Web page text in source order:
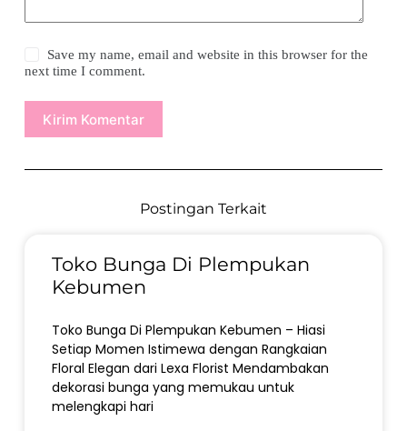
Save my name, email and website in this browser for the
next time I comment.
Kirim Komentar
Postingan Terkait
Toko Bunga Di Plempukan
Kebumen
Toko Bunga Di Plempukan Kebumen – Hiasi
Setiap Momen Istimewa dengan Rangkaian
Floral Elegan dari Lexa Florist Mendambakan
dekorasi bunga yang memukau untuk
melengkapi hari